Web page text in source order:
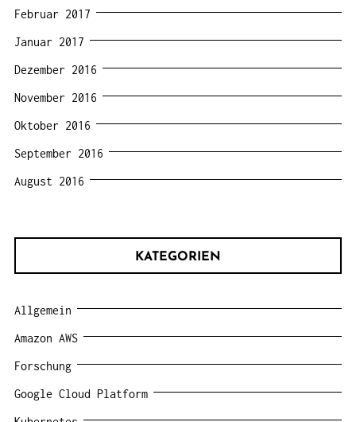
Februar 2017
Januar 2017
Dezember 2016
November 2016
Oktober 2016
September 2016
August 2016
KATEGORIEN
Allgemein
Amazon AWS
Forschung
Google Cloud Platform